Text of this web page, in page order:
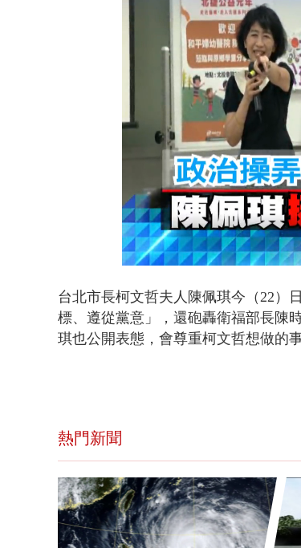
Unmute Loaded
:
28.89%
台北市長柯文哲夫人陳佩琪今（22）
標、遵從黨意」，還砲轟衛福部長陳
琪也公開表態，會尊重柯文哲想做的
熱門新聞